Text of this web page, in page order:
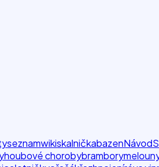
seznamwikiskalničkabazenNávod
houbové chorobybrambory